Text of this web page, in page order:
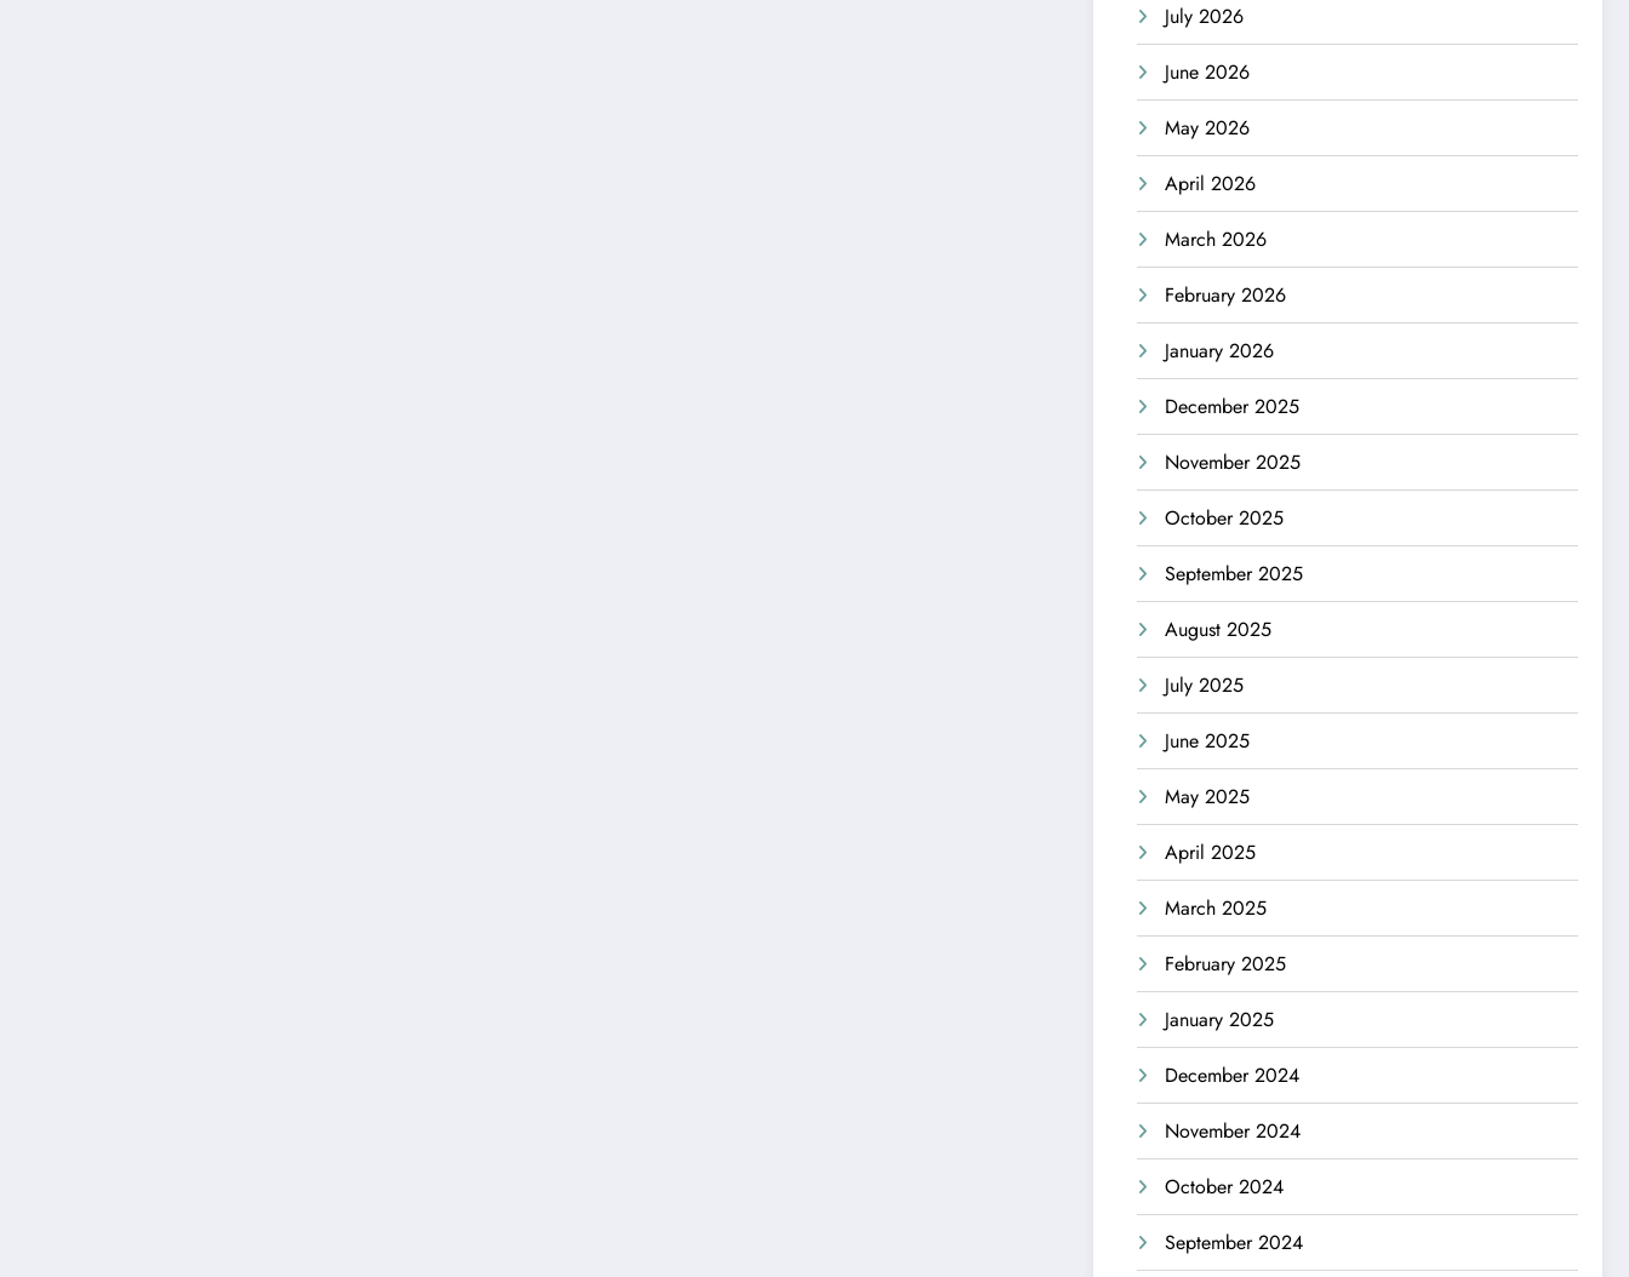
July 2026
June 2026
May 2026
April 2026
March 2026
February 2026
January 2026
December 2025
November 2025
October 2025
September 2025
August 2025
July 2025
June 2025
May 2025
April 2025
March 2025
February 2025
January 2025
December 2024
November 2024
October 2024
September 2024